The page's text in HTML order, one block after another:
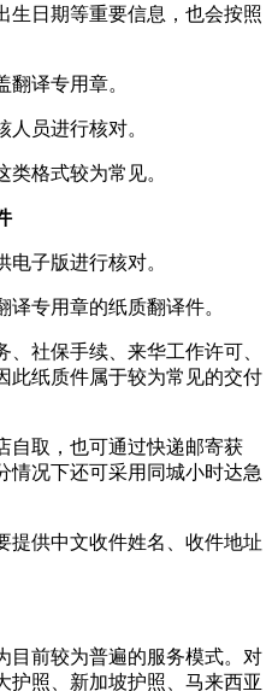
生日期等重要信息，也会按照
译专用章。
员进行核对。
格式较为常见。
子版进行核对。
专用章的纸质翻译件。
社保手续、来华工作许可、
此纸质件属于较为常见的交付
自取，也可通过快递邮寄获
情况下还可采用同城小时达急
提供中文收件姓名、收件地址
目前较为普遍的服务模式。对
护照、新加坡护照、马来西亚